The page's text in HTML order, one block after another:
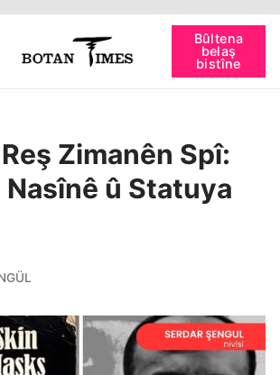
Bûltena
belaş
bistîne
Zimanên Spî:
û Statuya